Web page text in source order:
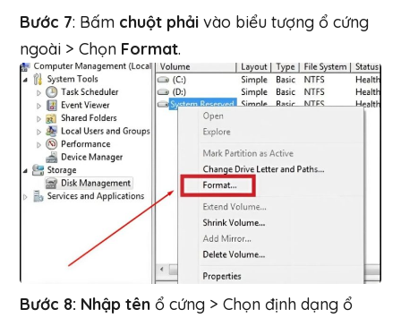
Bước 7: Bấm chuột phải vào biểu tượng ổ cứng
ngoài > Chọn Format.
Bước 8: Nhập tên ổ cứng > Chọn định dạng ổ